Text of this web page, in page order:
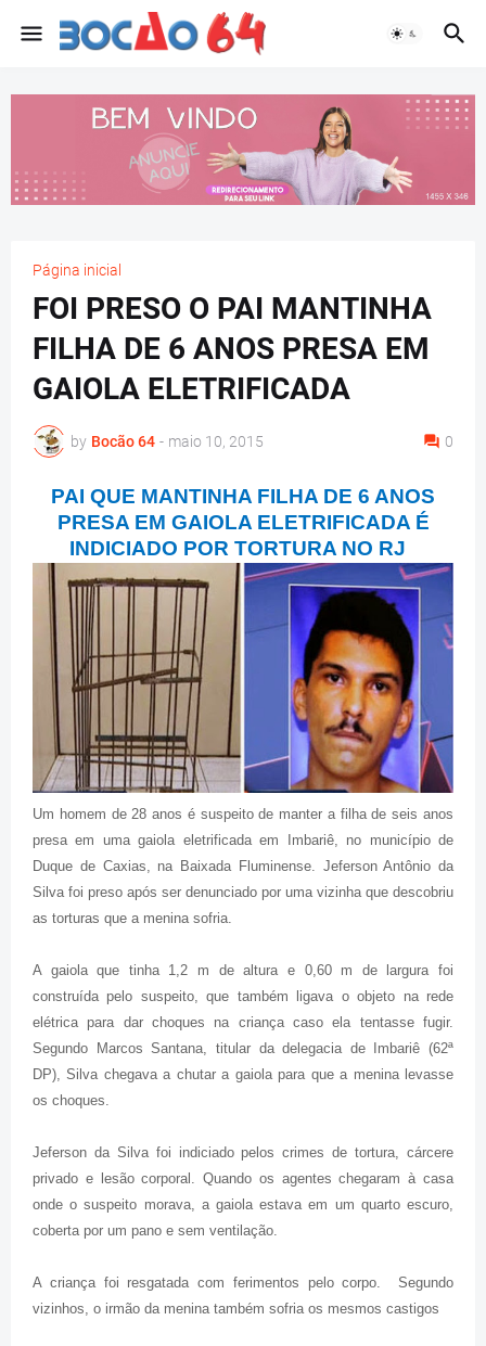
Página inicial
FOI PRESO O PAI MANTINHA
FILHA DE 6 ANOS PRESA EM
GAIOLA ELETRIFICADA
by Bocão 64 - maio 10, 2015 0
PAI QUE MANTINHA FILHA DE 6 ANOS
PRESA EM GAIOLA ELETRIFICADA É
INDICIADO POR TORTURA NO RJ
Um homem de 28 anos é suspeito de manter a filha de seis anos
presa em uma gaiola eletrificada em Imbariê, no município de
Duque de Caxias, na Baixada Fluminense. Jeferson Antônio da
Silva foi preso após ser denunciado por uma vizinha que descobriu
as torturas que a menina sofria.
A gaiola que tinha 1,2 m de altura e 0,60 m de largura foi
construída pelo suspeito, que também ligava o objeto na rede
elétrica para dar choques na criança caso ela tentasse fugir.
Segundo Marcos Santana, titular da delegacia de Imbariê (62ª
DP), Silva chegava a chutar a gaiola para que a menina levasse
os choques.
Jeferson da Silva foi indiciado pelos crimes de tortura, cárcere
privado e lesão corporal. Quando os agentes chegaram à casa
onde o suspeito morava, a gaiola estava em um quarto escuro,
coberta por um pano e sem ventilação.
A criança foi resgatada com ferimentos pelo corpo. Segundo
vizinhos, o irmão da menina também sofria os mesmos castigos